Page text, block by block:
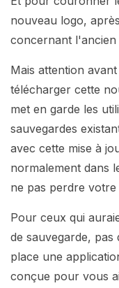
nouveau logo,
concernant l'ancien
Mais attention
télécharger cette
met en garde les
sauvegardes
avec cette mise à
normalement dans
ne pas perdre
Pour ceux qui
de sauvegarde, pas
place une
conçue pour vous